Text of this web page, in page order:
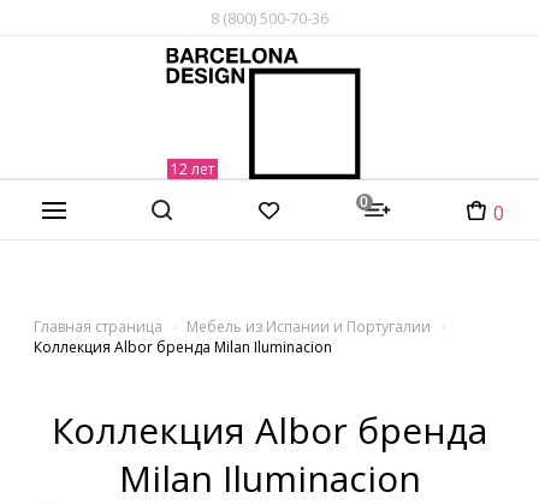
8 (800) 500-70-36
0 0
Главная страница
Мебель из Испании и Португалии
Коллекция Albor бренда Milan Iluminacion
Коллекция Albor бренда
Milan Iluminacion